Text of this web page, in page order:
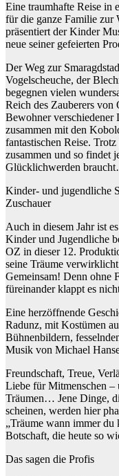
Eine traumhafte Reise in
für die ganze Familie zur
präsentiert der Kinder
neue seiner gefeierten
Der Weg zur
Vogelscheuche, der
begegnen vielen
Reich des Zauberers von
Bewohner verschiedener
zusammen mit den
fantastischen Reise.
zusammen und so findet
Glücklichwerden
Kinder- und jugendliche
Zuschauer
Auch in diesem Jahr ist
Kinder und Jugendliche
OZ in dieser 12.
seine Träume
Gemeinsam! Denn ohne
füreinander klappt es
Eine herzöffnende
Radunz, mit Kostümen
Bühnenbildern,
Musik von Michael
Freundschaft, Treue,
Liebe für Mitmenschen –
Träumen… Jene Dinge,
scheinen, werden hier
„Träume wann immer du
Botschaft, die heute so
Das sagen die Profis